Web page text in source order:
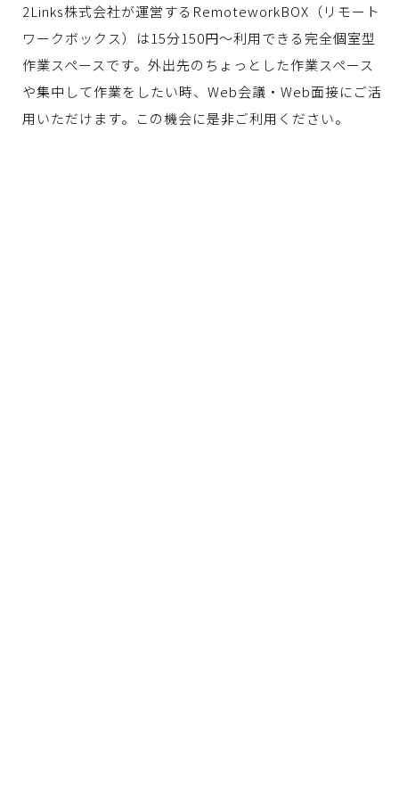
2Links株式会社が運営するRemoteworkBOX（リモート
ワークボックス）は15分150円〜利用できる完全個室型
作業スペースです。外出先のちょっとした作業スペース
や集中して作業をしたい時、Web会議・Web面接にご活
用いただけます。この機会に是非ご利用ください。